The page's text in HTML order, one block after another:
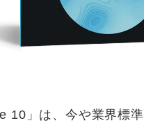
10」は、今や業界標